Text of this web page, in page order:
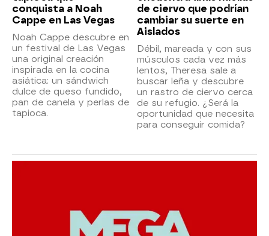
conquista a Noah
Cappe en Las Vegas
Noah Cappe descubre en
un festival de Las Vegas
una original creación
inspirada en la cocina
asiática: un sándwich
dulce de queso fundido,
pan de canela y perlas de
tapioca.
de ciervo que podrían
cambiar su suerte en
Aislados
Débil, mareada y con sus
músculos cada vez más
lentos, Theresa sale a
buscar leña y descubre
un rastro de ciervo cerca
de su refugio. ¿Será la
oportunidad que necesita
para conseguir comida?